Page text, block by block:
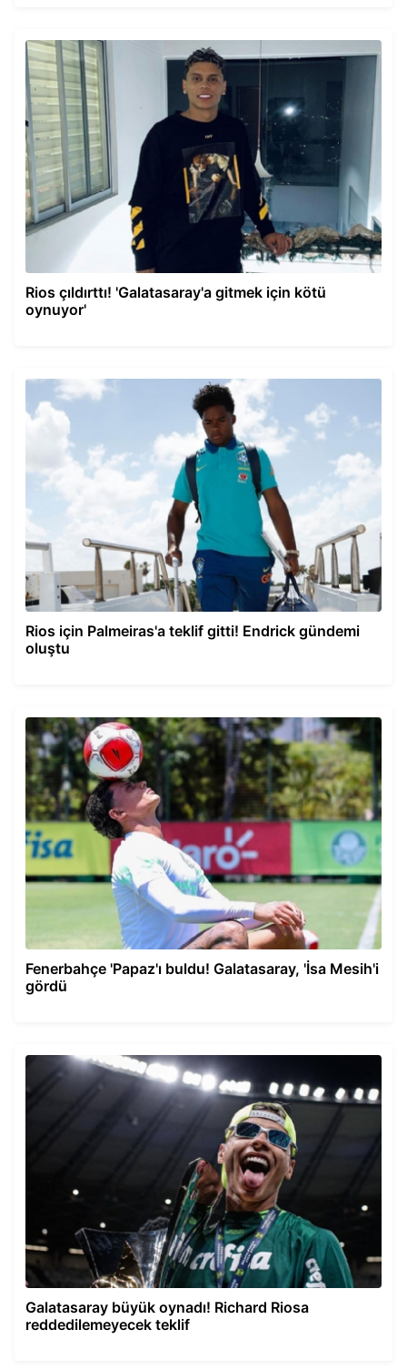
Rios çıldırttı! 'Galatasaray'a gitmek için kötü
oynuyor'
Rios için Palmeiras'a teklif gitti! Endrick gündemi
oluştu
Fenerbahçe 'Papaz'ı buldu! Galatasaray, 'İsa Mesih'i
gördü
Galatasaray büyük oynadı! Richard Riosa
reddedilemeyecek teklif